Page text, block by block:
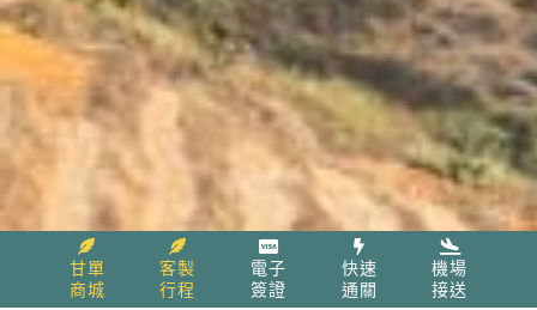
甘單
商城
客製
行程
電子
簽證
快速
通關
機場
接送